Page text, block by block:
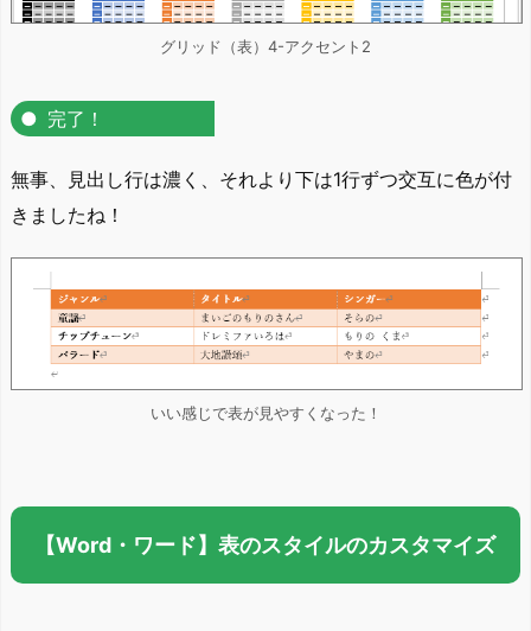
グリッド（表）4-アクセント2
完了！
無事、見出し行は濃く、それより下は1行ずつ交互に色が付
きましたね！
いい感じで表が見やすくなった！
【Word・ワード】表のスタイルのカスタマイズ